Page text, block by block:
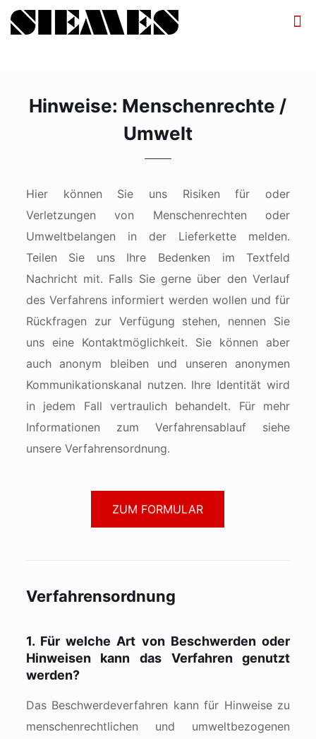
Hinweise: Menschenrechte /
Umwelt
Hier können Sie uns Risiken für oder
Verletzungen von Menschenrechten oder
Umweltbelangen in der Lieferkette melden.
Teilen Sie uns Ihre Bedenken im Textfeld
Nachricht mit. Falls Sie gerne über den Verlauf
des Verfahrens informiert werden wollen und für
Rückfragen zur Verfügung stehen, nennen Sie
uns eine Kontaktmöglichkeit. Sie können aber
auch anonym bleiben und unseren anonymen
Kommunikationskanal nutzen. Ihre Identität wird
in jedem Fall vertraulich behandelt. Für mehr
Informationen zum Verfahrensablauf siehe
unsere Verfahrensordnung.
ZUM FORMULAR
Verfahrensordnung
1. Für welche Art von Beschwerden oder
Hinweisen kann das Verfahren genutzt
werden?
Das Beschwerdeverfahren kann für Hinweise zu
menschenrechtlichen und umweltbezogenen